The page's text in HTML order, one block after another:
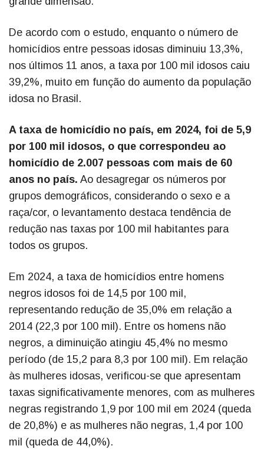
De acordo com o estudo, enquanto o número de
homicídios entre pessoas idosas diminuiu 13,3%,
nos últimos 11 anos, a taxa por 100 mil idosos caiu
39,2%, muito em função do aumento da população
idosa no Brasil.
A taxa de homicídio no país, em 2024, foi de 5,9
por 100 mil idosos, o que correspondeu ao
homicídio de 2.007 pessoas com mais de 60
anos no país. Ao desagregar os números por
grupos demográficos, considerando o sexo e a
raça/cor, o levantamento destaca tendência de
redução nas taxas por 100 mil habitantes para
todos os grupos.
Em 2024, a taxa de homicídios entre homens
negros idosos foi de 14,5 por 100 mil,
representando redução de 35,0% em relação a
2014 (22,3 por 100 mil). Entre os homens não
negros, a diminuição atingiu 45,4% no mesmo
período (de 15,2 para 8,3 por 100 mil). Em relação
às mulheres idosas, verificou-se que apresentam
taxas significativamente menores, com as mulheres
negras registrando 1,9 por 100 mil em 2024 (queda
de 20,8%) e as mulheres não negras, 1,4 por 100
mil (queda de 44,0%).